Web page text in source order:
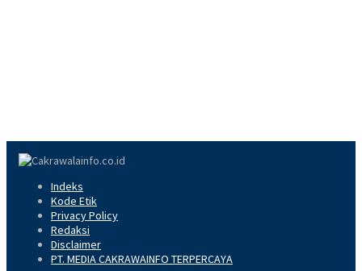
Indeks
Kode Etik
Privacy Policy
Redaksi
Disclaimer
PT. MEDIA CAKRAWAINFO TERPERCAYA